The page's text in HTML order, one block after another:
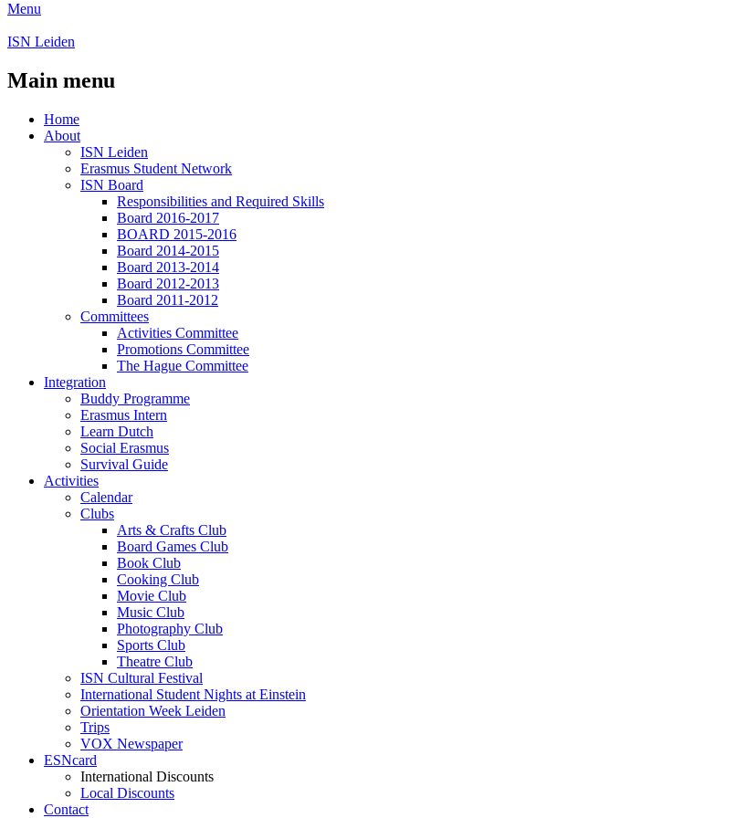
Menu
ISN Leiden
Main menu
Home
About
ISN Leiden
Erasmus Student Network
ISN Board
Responsibilities and Required Skills
Board 2016-2017
BOARD 2015-2016
Board 2014-2015
Board 2013-2014
Board 2012-2013
Board 2011-2012
Committees
Activities Committee
Promotions Committee
The Hague Committee
Integration
Buddy Programme
Erasmus Intern
Learn Dutch
Social Erasmus
Survival Guide
Activities
Calendar
Clubs
Arts & Crafts Club
Board Games Club
Book Club
Cooking Club
Movie Club
Music Club
Photography Club
Sports Club
Theatre Club
ISN Cultural Festival
International Student Nights at Einstein
Orientation Week Leiden
Trips
VOX Newspaper
ESNcard
International Discounts
Local Discounts
Contact